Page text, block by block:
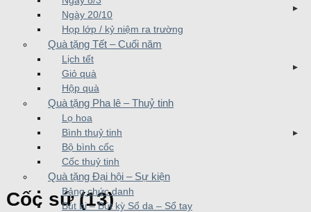
Ngày 20/10
Họp lớp / kỷ niệm ra trường
Quà tặng Tết – Cuối năm
Lịch tết
Giỏ quà
Hộp quà
Quà tặng Pha lê – Thuỷ tinh
Lọ hoa
Bình thuỷ tinh
Bộ bình cốc
Cốc thuỷ tinh
Quà tặng Đại hội – Sự kiện
Bảng chức danh
Bút bi – Bút kỳ Sổ da – Sổ tay
Cốc sứ (13)